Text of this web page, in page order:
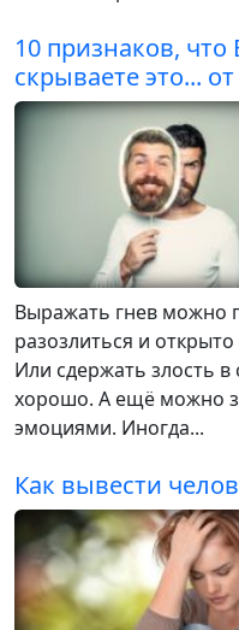
10 признаков,
скрываете это...
Выражать гнев можно
разозлиться и
Или сдержать злость в
хорошо. А ещё можно
эмоциями. Иногда...
Как вывести